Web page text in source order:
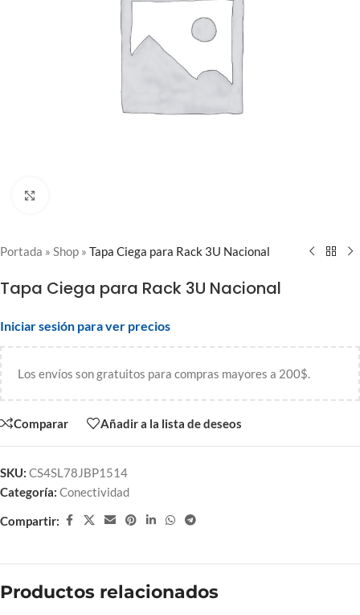
Portada » Shop » Tapa Ciega para Rack 3U Nacional
Tapa Ciega para Rack 3U Nacional
Iniciar sesión para ver precios
Los envíos son gratuitos para compras mayores a 200$.
Comparar Añadir a la lista de deseos
SKU: CS4SL78JBP1514
Categoría: Conectividad
Compartir:
Productos relacionados